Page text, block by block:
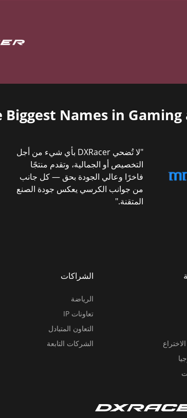
Biggest Names in Gaming
"لا تُضحي DXRacer بأي شيء من أجل
التخصيص أو الجمالية، وتقدم منتجًا
فاخرًا وعالي الجودة بحق — كل جانب
من جوانب الكرسي يعكس جودة الصنع
المتقنة."
الشراكات
الرياضة
تعاونات IP
التعاون المتبادل
الشركات التابعة